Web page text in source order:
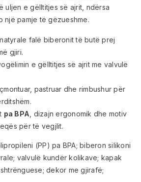
uljen e gëlltitjes së ajrit, ndërsa
një pamje të gëzueshme.
falë biberonit të butë prej
gjiri.
e gëlltitjes së ajrit me valvulë
pastruar dhe rimbushur për
pa BPA , dizajn ergonomik dhe motiv
për të vegjlit.
(PP) pa BPA; biberon silikoni
valvulë kundër kolikave; kapak
dekor me gjirafë;